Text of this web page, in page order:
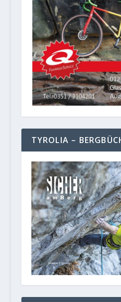
TYROLIA –